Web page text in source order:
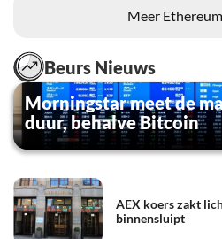
Meer
Beurs Nieuws
Morningstar meet de
duur, behalve Bitcoin
AEX koers zakt
binnensluipt